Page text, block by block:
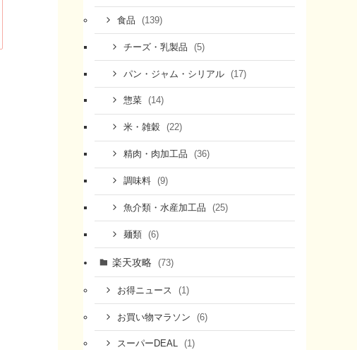
食品 (139)
チーズ・乳製品 (5)
パン・ジャム・シリアル (17)
惣菜 (14)
米・雑穀 (22)
精肉・肉加工品 (36)
調味料 (9)
魚介類・水産加工品 (25)
麺類 (6)
楽天攻略 (73)
お得ニュース (1)
お買い物マラソン (6)
スーパーDEAL (1)